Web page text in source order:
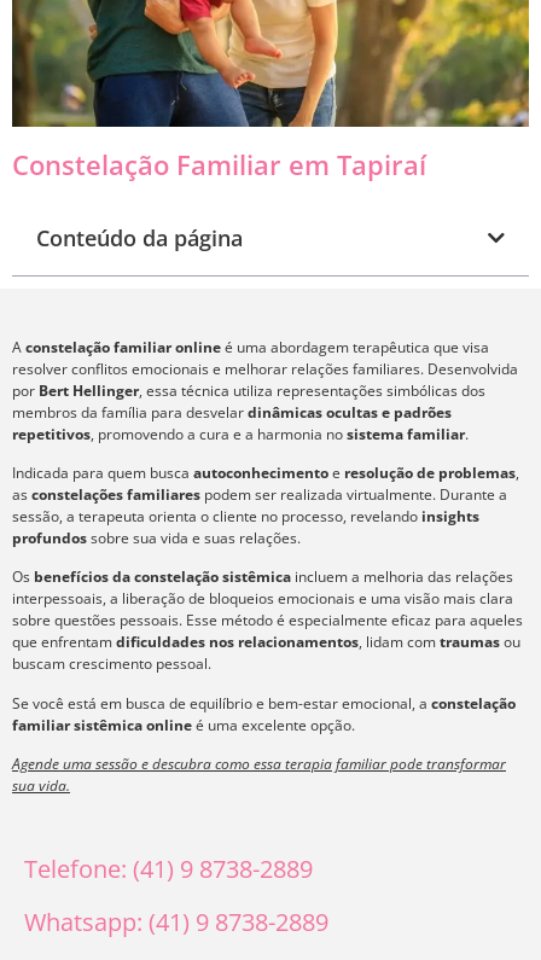
Constelação Familiar em Tapiraí
Conteúdo da página
Aconstelação familiar onlineé uma abordagem terapêutica que visa
resolver conflitos emocionais e melhorar relações familiares. Desenvolvida
por Bert Hellinger, essa técnica utiliza representações simbólicas dos
membros da família para desvelardinâmicas ocultas e padrões
repetitivos, promovendo a cura e a harmonia nosistema familiar.
Indicada para quem busca autoconhecimentoe resolução de problemas,
asconstelações familiares podem ser realizada virtualmente. Durante a
sessão, a terapeuta orienta o cliente no processo, revelando insights
profundossobre sua vida e suas relações.
Os benefícios da constelação sistêmica incluem a melhoria das relações
interpessoais, a liberação de bloqueios emocionais e uma visão mais clara
sobre questões pessoais. Esse método é especialmente eficaz para aqueles
que enfrentamdificuldades nos relacionamentos, lidam comtraumasou
buscam crescimento pessoal.
Se você está em busca de equilíbrio e bem-estar emocional, a constelação
familiar sistêmica onlineé uma excelente opção.
Agende uma sessão e descubra como essa terapia familiar pode transformar
sua vida.
Telefone: (41) 9 8738-2889
Whatsapp: (41) 9 8738-2889